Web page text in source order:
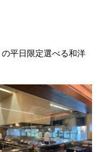
の平日限定選べる和洋